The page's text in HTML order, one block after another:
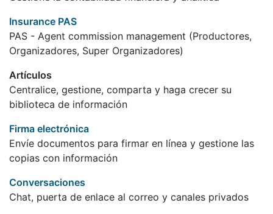
Insurance PAS
PAS - Agent commission management (Productores,
Organizadores, Super Organizadores)
Artículos
Centralice, gestione, comparta y haga crecer su
biblioteca de información
Firma electrónica
Envíe documentos para firmar en línea y gestione las
copias con información
Conversaciones
Chat, puerta de enlace al correo y canales privados